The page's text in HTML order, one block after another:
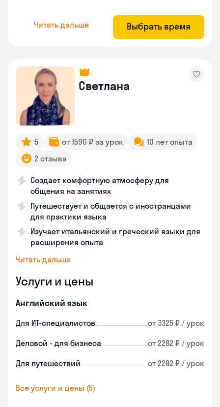
Читать дальше Выбрать время
Светлана
5 от 1590 ₽ за урок
10 лет опыта
2 отзыва
Создает комфортную атмосферу для
общения на занятиях
Путешествует и общается с иностранцами
для практики языка
Изучает итальянский и греческий языки для
расширения опыта
Читать дальше
Услуги и цены
Английский язык
Для ИТ-специалистов от 3325 ₽ / урок
Деловой - для бизнеса от 2282 ₽ / урок
Для путешествий от 2282 ₽ / урок
Все услуги и цены (5)